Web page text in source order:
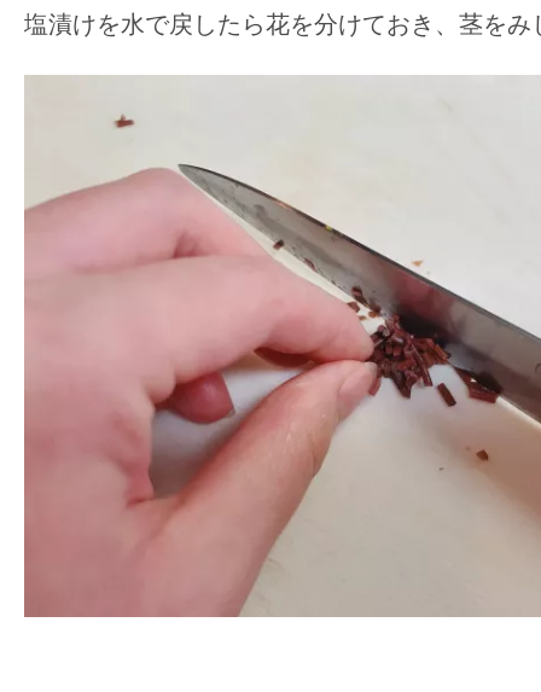
塩漬けを水で戻したら花を分けておき、茎をみ